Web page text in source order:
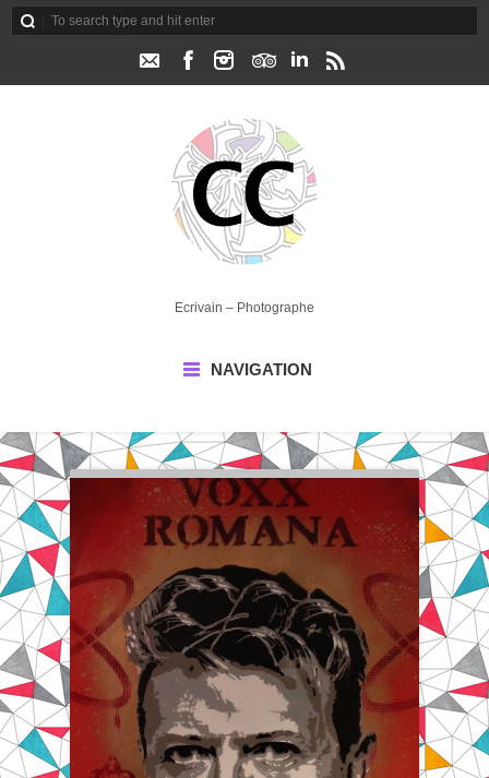
Ecrivain – Photographe
NAVIGATION